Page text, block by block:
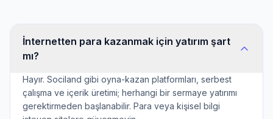
İnternetten para kazanmak için yatırım şart
mı?
Hayır. Sociland gibi oyna-kazan platformları, serbest
çalışma ve içerik üretimi; herhangi bir sermaye yatırımı
gerektirmeden başlanabilir. Para veya kişisel bilgi